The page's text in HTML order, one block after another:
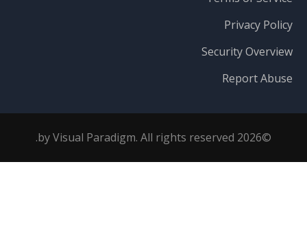
Privacy Policy
Security Overview
Report Abuse
©2026 by Visual Paradigm. All rights reserved.